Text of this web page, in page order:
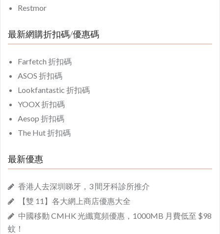
Restmor
最新網購折扣碼/優惠碼
Farfetch 折扣碼
ASOS 折扣碼
Lookfantastic 折扣碼
YOOX 折扣碼
Aesop 折扣碼
The Hut 折扣碼
最新優惠
香港人去深圳睇牙，3 間牙科診所推介
【雙 11】各大網上商店優惠大全
中國移動 CMHK 光纖寬頻優惠，1000MB 月費低至 $98
蚊！